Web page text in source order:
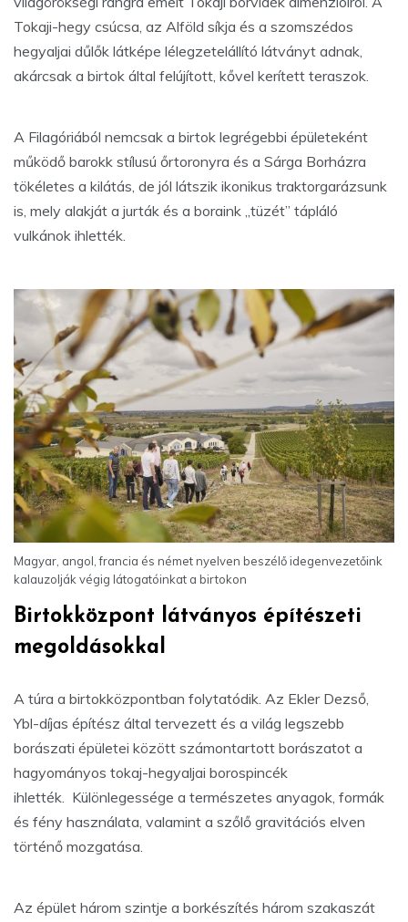
Tokaji-hegy csúcsa, az Alföld síkja és a szomszédos
hegyaljai dűlők látképe lélegzetelállító látványt adnak,
akárcsak a birtok által felújított, kővel kerített teraszok.
A Filagóriából nemcsak a birtok legrégebbi épületeként
működő barokk stílusú őrtoronyra és a Sárga Borházra
tökéletes a kilátás, de jól látszik ikonikus traktorgarázsunk
is, mely alakját a jurták és a boraink „tüzét” tápláló
vulkánok ihlették.
Magyar, angol, francia és német nyelven beszélő idegenvezetőink
kalauzolják végig látogatóinkat a birtokon
Birtokközpont látványos építészeti
megoldásokkal
A túra a birtokközpontban folytatódik. Az Ekler Dezső,
Ybl-díjas építész által tervezett és a világ legszebb
borászati épületei között számontartott borászatot a
hagyományos tokaj-hegyaljai borospincék
ihlették. Különlegessége a természetes anyagok, formák
és fény használata, valamint a szőlő gravitációs elven
történő mozgatása.
Az épület három szintje a borkészítés három szakaszát